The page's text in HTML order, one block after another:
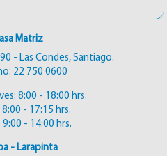
Matriz
- Las Condes, Santiago.
22 750 0600
8:00 - 18:00 hrs.
8:00 - 17:15 hrs.
9:00 - 14:00 hrs.
- Larapinta